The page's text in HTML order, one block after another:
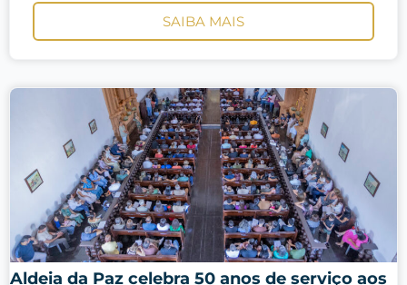
SAIBA MAIS
Aldeia da Paz celebra 50 anos de serviço aos